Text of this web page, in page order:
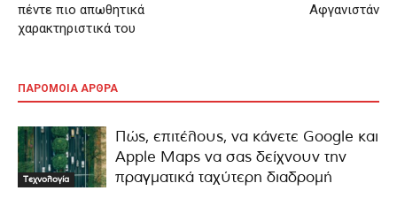
πέντε πιο απωθητικά
χαρακτηριστικά του
Αφγανιστάν
ΠΑΡΟΜΟΙΑ ΑΡΘΡΑ
Τεχνολογία
Πώς, επιτέλους, να κάνετε Google και
Apple Maps να σας δείχνουν την
πραγματικά ταχύτερη διαδρομή